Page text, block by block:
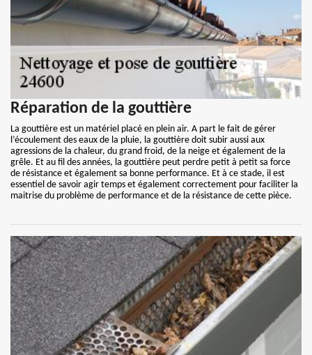
Réparation de la gouttière
La gouttière est un matériel placé en plein air. A part le fait de gérer
l’écoulement des eaux de la pluie, la gouttière doit subir aussi aux
agressions de la chaleur, du grand froid, de la neige et également de la
grêle. Et au fil des années, la gouttière peut perdre petit à petit sa force
de résistance et également sa bonne performance. Et à ce stade, il est
essentiel de savoir agir temps et également correctement pour faciliter la
maitrise du problème de performance et de la résistance de cette pièce.